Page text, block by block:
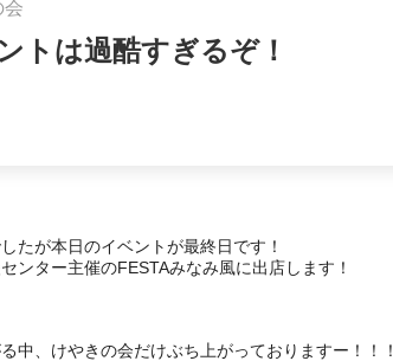
会
トは過酷すぎるぞ！
たが本日のイベントが最終日です！
ンター主催のFESTAみなみ風に出店します！
中、けやきの会だけぶち上がっておりますー！！！